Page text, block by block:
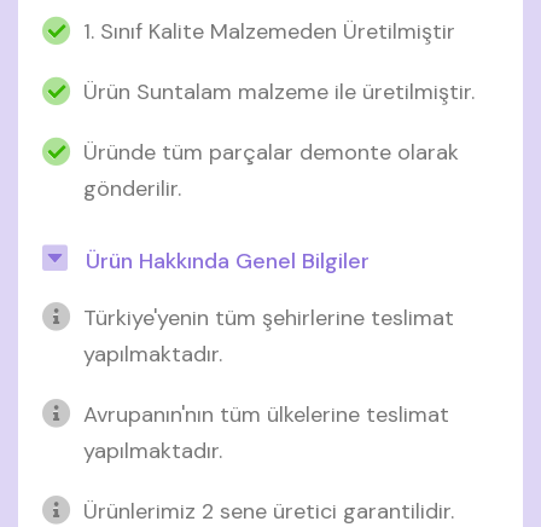
1. Sınıf Kalite Malzemeden Üretilmiştir
Ürün Suntalam malzeme ile üretilmiştir.
Üründe tüm parçalar demonte olarak
gönderilir.
Ürün Hakkında Genel Bilgiler
Türkiye'yenin tüm şehirlerine teslimat
yapılmaktadır.
Avrupanın'nın tüm ülkelerine teslimat
yapılmaktadır.
Ürünlerimiz 2 sene üretici garantilidir.